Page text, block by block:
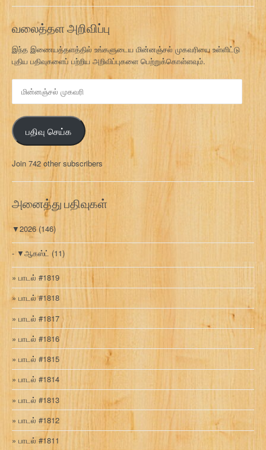
வலைத்தள அறிவிப்பு
இந்த இணையத்தளத்தில் உங்களுடைய மின்னஞ்சல் முகவரியை உள்ளிட்டு
புதிய பதிவுகளைப் பற்றிய அறிவிப்புகளை பெற்றுக்கொள்ளவும்.
ன
ஞ்
ச
ல்
க
வ
பதிவு செய்க
Join 742 other subscribers
அனைத்து பதிவுகள்
▼2026 (146)
▼ஆகஸ்ட் (11)
பாடல் #1819
பாடல் #1818
பாடல் #1817
பாடல் #1816
பாடல் #1815
பாடல் #1814
பாடல் #1813
பாடல் #1812
பாடல் #1811